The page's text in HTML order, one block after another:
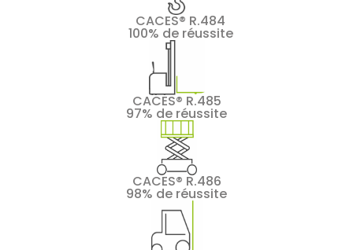
CACES® R.484
100% de réussite
CACES® R.485
97% de réussite
CACES® R.486
98% de réussite